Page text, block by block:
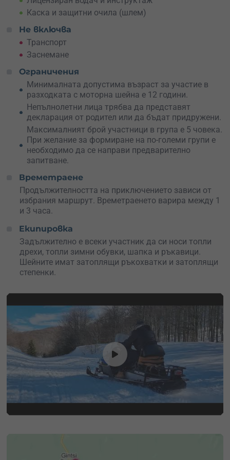
Трасетата са подбрани така че да гарантират уникални
условия за каране, без да попадат в границите на
резерват или на защитени зони. Трасетата са технични,
има каране през гората, през широки отворени плата и
разбира се уникални гледки.
Хижа Петрохански кристал – подножие на връх Ком
Хижа Петрохански кристал – връх Ком
Каска и защитни очила (шлем)
Не включва
Транспорт
Заснемане
Ограничения
Минималната допустима възраст за участие в
разходката с моторна шейна е 12 години.
Непълнолетни лица трябва да представят
декларация от родител или да бъдат придружени.
Максималният брой участници в група е 5 човека.
При желание за формиране на по-големи групи е
необходимо да се направи предварително
запитване.
Времетраене
Продължителността на приключението зависи от
избрания маршрут. Времетраенето варира между 1
и 3 часа.
Екипировка
Задължително е всеки участник да си носи топли
дрехи, топли зимни обувки, шапка и ръкавици.
Шейните имат затоплящи ръкохватки и затоплящи
степенки.